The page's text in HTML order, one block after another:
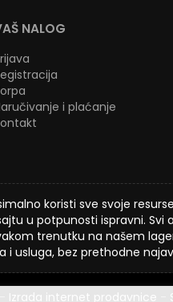
NALOG
i plaćanje
koristi sve svoje
u potpunosti ispravni. Svi
trenutku na našem
i usluga, bez prethodne
Izrada internet prodavnice